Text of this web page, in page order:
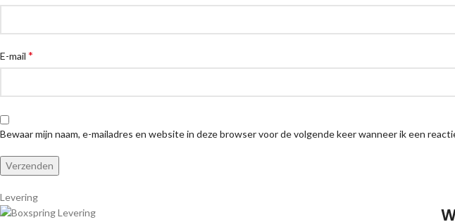
E-mail *
Bewaar mijn naam, e-mailadres en website in deze browser voor de volgende keer wanneer ik een
Levering